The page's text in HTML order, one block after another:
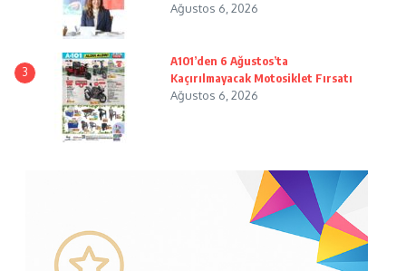
Ağustos 6, 2026
3
A101’den 6 Ağustos’ta
Kaçırılmayacak Motosiklet Fırsatı
Ağustos 6, 2026